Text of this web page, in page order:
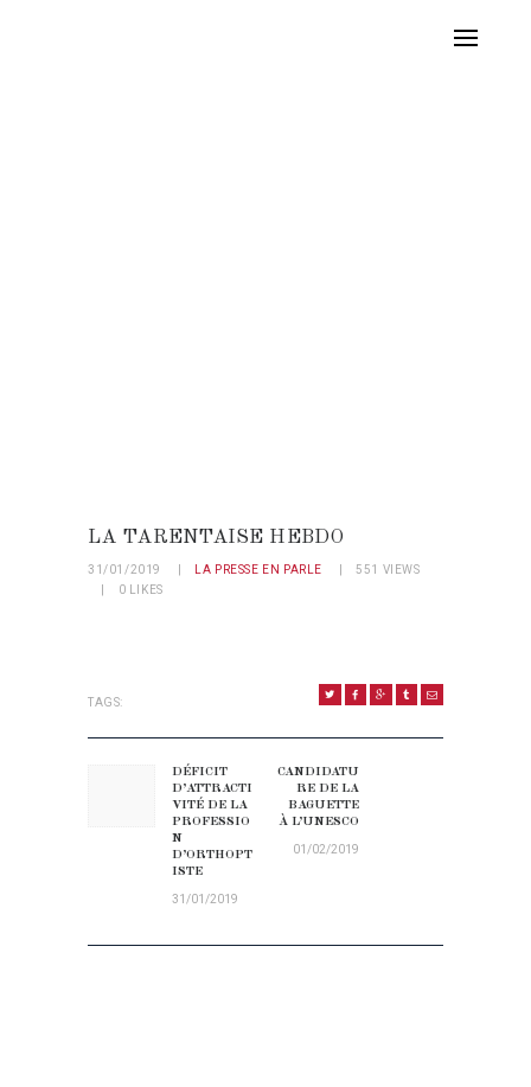
LA TARENTAISE HEBDO
31/01/2019 LA PRESSE EN PARLE 551
VIEWS
0
LIKES
TAGS:
Previous post:
DÉFICIT
D’ATTRACTI
VITÉ DE LA
PROFESSIO
N
D’ORTHOPT
ISTE
31/01/2019
CANDIDATU
RE DE LA
BAGUETTE
À L’UNESCO
01/02/2019